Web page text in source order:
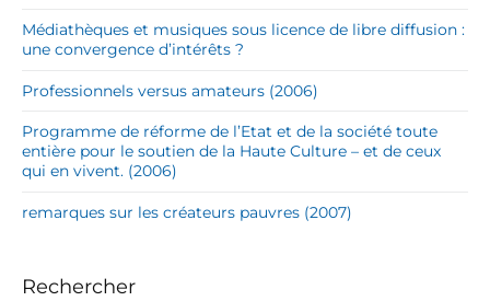
Médiathèques et musiques sous licence de libre diffusion :
une convergence d’intérêts ?
Professionnels versus amateurs (2006)
Programme de réforme de l’Etat et de la société toute
entière pour le soutien de la Haute Culture – et de ceux
qui en vivent. (2006)
remarques sur les créateurs pauvres (2007)
Rechercher